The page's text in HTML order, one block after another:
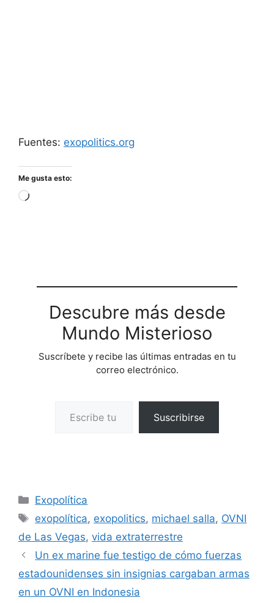
Fuentes: exopolitics.org
Me gusta esto:
Cargando...
Descubre más desde
Mundo Misterioso
Suscríbete y recibe las últimas entradas en tu
correo electrónico.
Suscribirse
Categorías
Exopolítica
Etiquetas
exopolítica, exopolitics, michael salla, OVNI
de Las Vegas, vida extraterrestre
Un ex marine fue testigo de cómo fuerzas
estadounidenses sin insignias cargaban armas
en un OVNI en Indonesia